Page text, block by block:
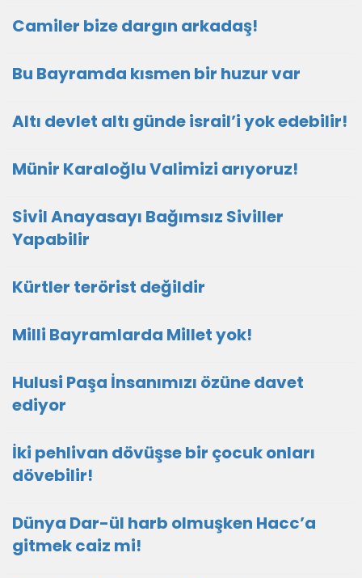
Camiler bize dargın arkadaş!
Bu Bayramda kısmen bir huzur var
Altı devlet altı günde israil’i yok edebilir!
Münir Karaloğlu Valimizi arıyoruz!
Sivil Anayasayı Bağımsız Siviller
Yapabilir
Kürtler terörist değildir
Milli Bayramlarda Millet yok!
Hulusi Paşa İnsanımızı özüne davet
ediyor
İki pehlivan dövüşse bir çocuk onları
dövebilir!
Dünya Dar-ül harb olmuşken Hacc’a
gitmek caiz mi!